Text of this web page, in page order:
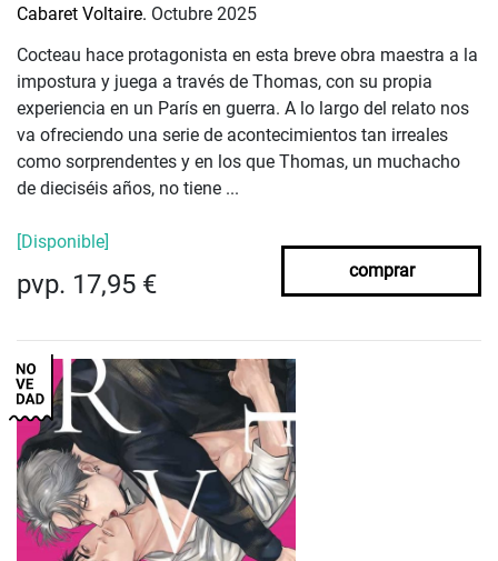
Cabaret Voltaire. Octubre 2025
Cocteau hace protagonista en esta breve obra maestra a la
impostura y juega a través de Thomas, con su propia
experiencia en un París en guerra. A lo largo del relato nos
va ofreciendo una serie de acontecimientos tan irreales
como sorprendentes y en los que Thomas, un muchacho
de dieciséis años, no tiene ...
[Disponible]
pvp. 17,95 € comprar